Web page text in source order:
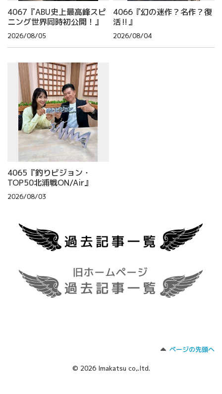
4067『ABU史上最高峰スピ
ニング世界同時初公開！』
2026/08/05
4066『幻の迷作？名作？復
活‼』
2026/08/04
4065『釣りビジョン・
TOP50北浦戦ON/Air』
2026/08/03
ページの先頭へ
© 2026 Imakatsu co,.ltd.